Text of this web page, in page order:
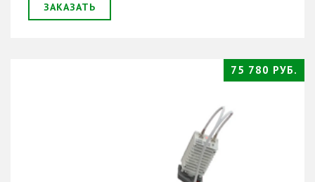
ЗАКАЗАТЬ
75 780 РУБ.